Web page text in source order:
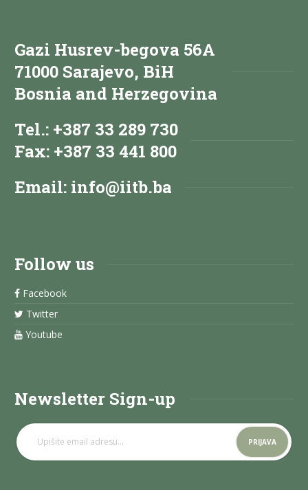
Gazi Husrev-begova 56A
71000 Sarajevo, BiH
Bosnia and Herzegovina
Tel.: +387 33 289 730
Fax: +387 33 441 800
Email: info@iitb.ba
Follow us
Facebook
Twitter
Youtube
Newsletter Sign-up